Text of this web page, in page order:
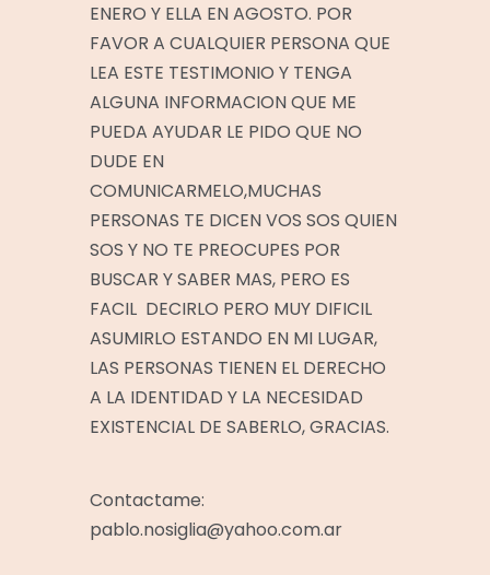
ENERO Y ELLA EN AGOSTO. POR
FAVOR A CUALQUIER PERSONA QUE
LEA ESTE TESTIMONIO Y TENGA
ALGUNA INFORMACION QUE ME
PUEDA AYUDAR LE PIDO QUE NO
DUDE EN
COMUNICARMELO,MUCHAS
PERSONAS TE DICEN VOS SOS QUIEN
SOS Y NO TE PREOCUPES POR
BUSCAR Y SABER MAS, PERO ES
FACIL DECIRLO PERO MUY DIFICIL
ASUMIRLO ESTANDO EN MI LUGAR,
LAS PERSONAS TIENEN EL DERECHO
A LA IDENTIDAD Y LA NECESIDAD
EXISTENCIAL DE SABERLO, GRACIAS.
Contactame:
pablo.nosiglia@yahoo.com.ar